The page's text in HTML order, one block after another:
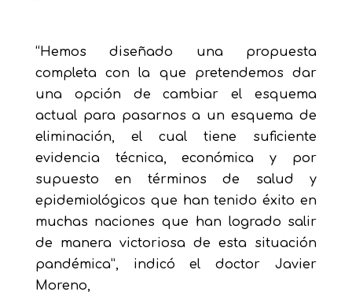
“Hemos diseñado una propuesta
completa con la que pretendemos dar
una opción de cambiar el esquema
actual para pasarnos a un esquema de
eliminación, el cual tiene suficiente
evidencia técnica, económica y por
supuesto en términos de salud y
epidemiológicos que han tenido éxito en
muchas naciones que han logrado salir
de manera victoriosa de esta situación
pandémica”, indicó el doctor Javier
Moreno,